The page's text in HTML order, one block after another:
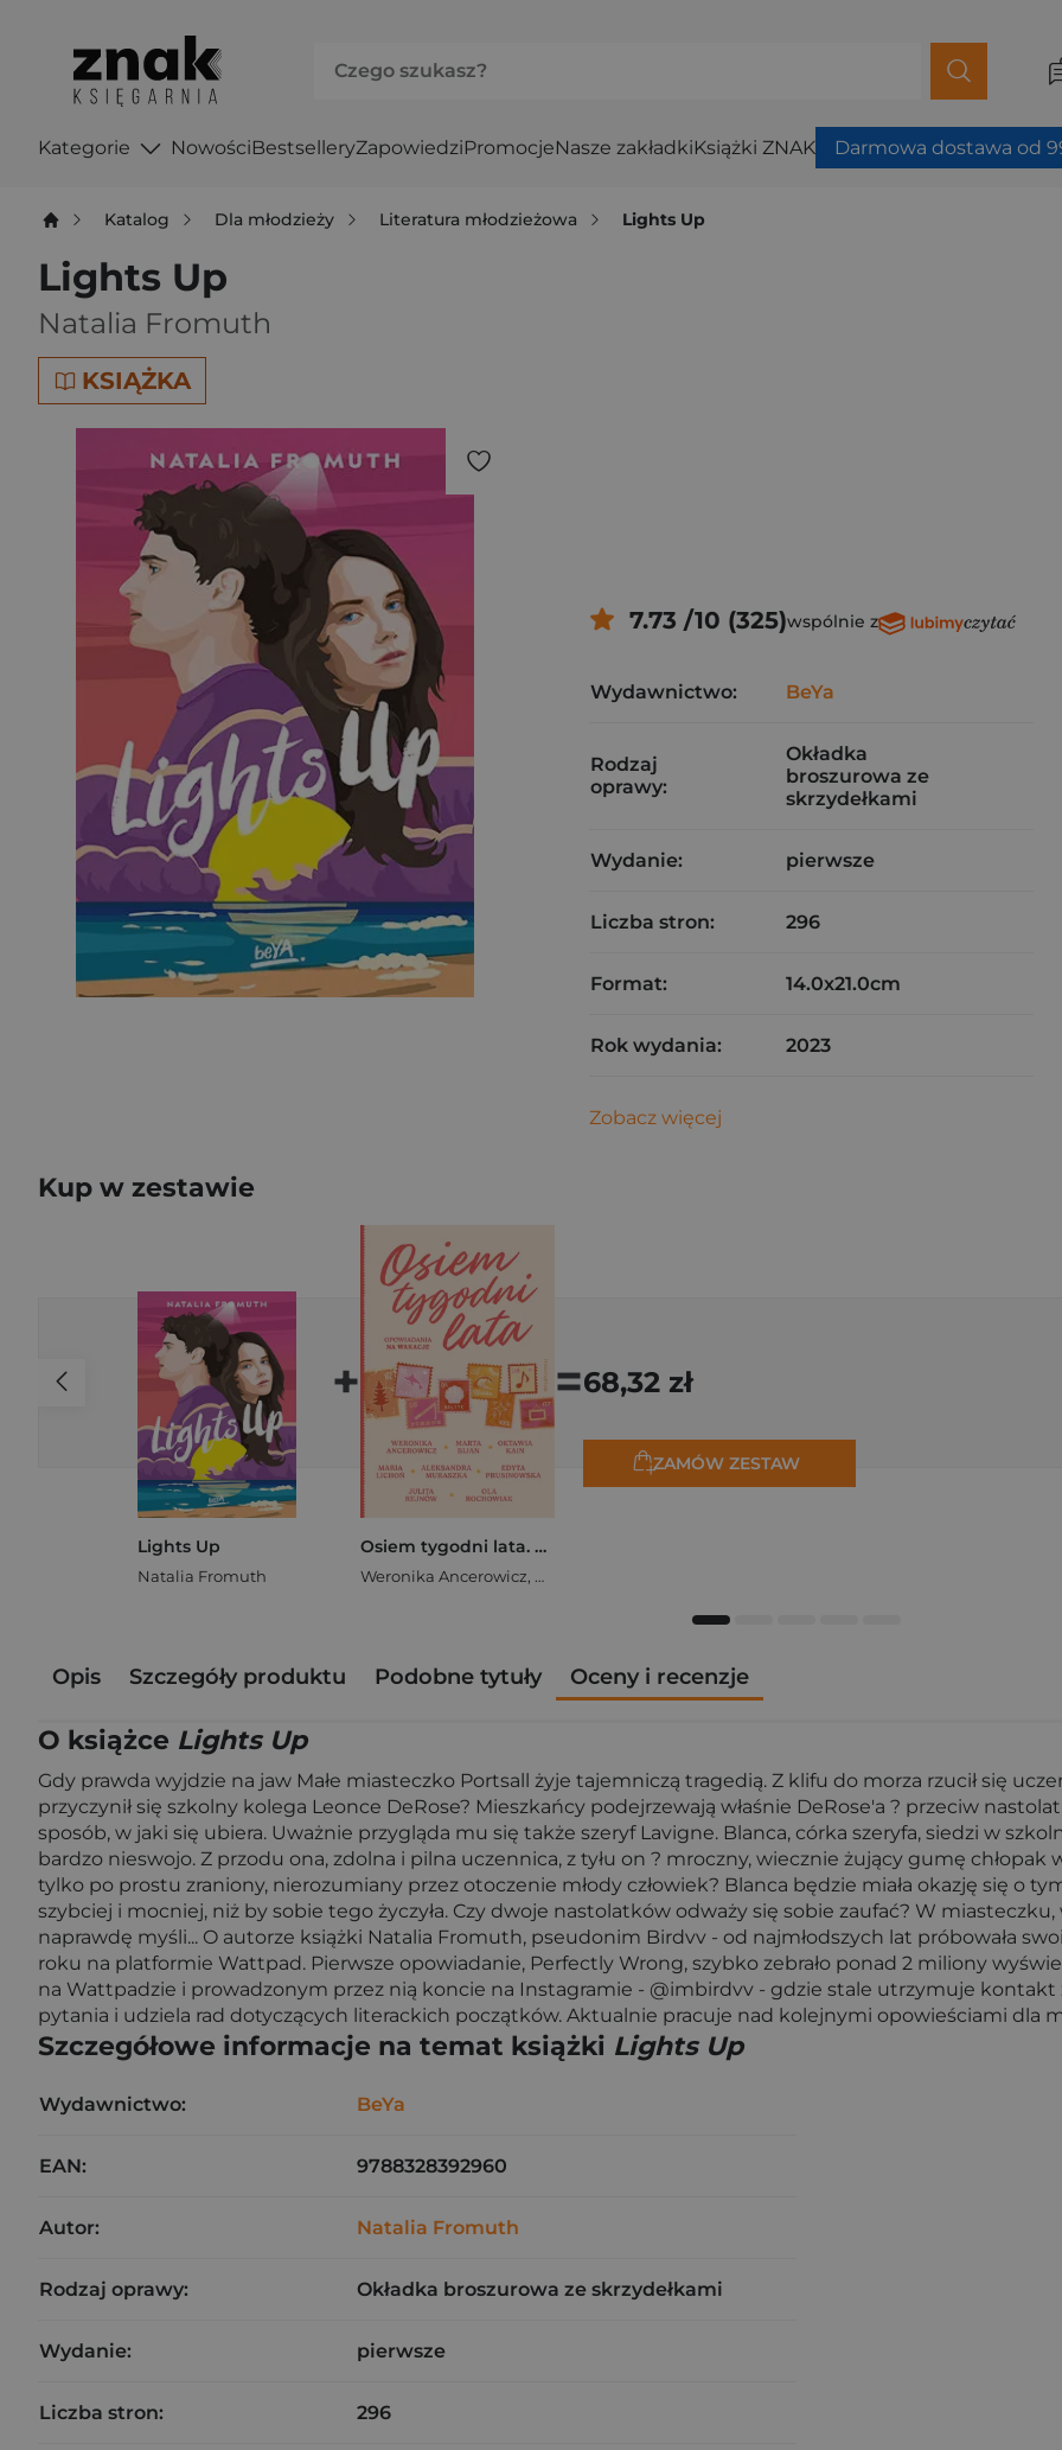
Kategorie NowościBestselleryZapowiedziPromocjeNasze zakładkiKsiążki ZNAK Darmowa dostawa od
Katalog Dla młodzieży Literatura młodzieżowa Lights Up
Lights Up
Natalia Fromuth
KSIĄŻKA
7.73 /10 (325)wspólnie z
Wydawnictwo: BeYa
Rodzaj
oprawy:
Okładka
broszurowa ze
skrzydełkami
Wydanie: pierwsze
Liczba stron: 296
Format: 14.0x21.0cm
Rok wydania: 2023
Zobacz więcej
Kup w zestawie
Lights Up
Natalia Fromuth
+
Osiem tygodni lata. Opowiadania na wakacje
Weronika Ancerowicz, Marta Bijan
=68,32 zł
ZAMÓW ZESTAW
Opis Szczegóły produktu Podobne tytuły Oceny i recenzje
O książce Lights Up
Gdy prawda wyjdzie na jaw Małe miasteczko Portsall żyje tajemniczą tragedią. Z klifu do morza rzucił się
przyczynił się szkolny kolega Leonce DeRose? Mieszkańcy podejrzewają właśnie DeRose'a ? przeciw
sposób, w jaki się ubiera. Uważnie przygląda mu się także szeryf Lavigne. Blanca, córka szeryfa, siedzi w
bardzo nieswojo. Z przodu ona, zdolna i pilna uczennica, z tyłu on ? mroczny, wiecznie żujący gumę
tylko po prostu zraniony, nierozumiany przez otoczenie młody człowiek? Blanca będzie miała okazję się o
szybciej i mocniej, niż by sobie tego życzyła. Czy dwoje nastolatków odważy się sobie zaufać? W
naprawdę myśli... O autorze książki Natalia Fromuth, pseudonim Birdvv - od najmłodszych lat próbowała
roku na platformie Wattpad. Pierwsze opowiadanie, Perfectly Wrong, szybko zebrało ponad 2 miliony
na Wattpadzie i prowadzonym przez nią koncie na Instagramie - @imbirdvv - gdzie stale utrzymuje kontakt
pytania i udziela rad dotyczących literackich początków. Aktualnie pracuje nad kolejnymi opowieściami dla
Szczegółowe informacje na temat książki Lights Up
Wydawnictwo: BeYa
EAN: 9788328392960
Autor: Natalia Fromuth
Rodzaj oprawy: Okładka broszurowa ze skrzydełkami
Wydanie: pierwsze
Liczba stron: 296